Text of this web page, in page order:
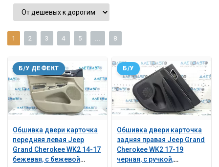
1 2 3 4 5 8
Обшивка двери карточка
передняя левая Jeep
Grand Cherokee WK2 14-17
бежевая, с бежевой
Б/У ДЕФЕКТ
Обшивка двери карточка
задняя правая Jeep Grand
Cherokee WK2 17-19
черная, с ручкой,
Б/У